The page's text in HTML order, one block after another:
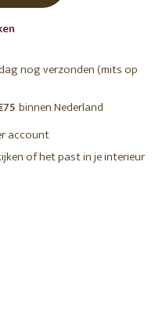
nog verzonden (mits op
binnen Nederland
account
of het past in je interieur